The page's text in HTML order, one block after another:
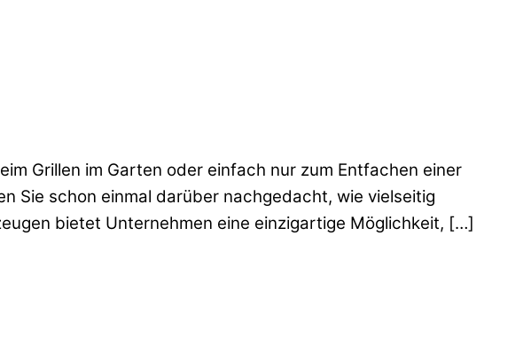
Grillen im Garten oder einfach nur zum Entfachen einer
Sie schon einmal darüber nachgedacht, wie vielseitig
bietet Unternehmen eine einzigartige Möglichkeit, […]